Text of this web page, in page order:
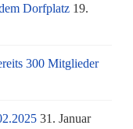
Dorfplatz 19.
300 Mitglieder
31. Januar